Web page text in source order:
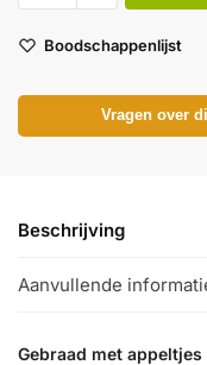
Boodschappenlijst
Vragen over
Beschrijving
Aanvullende
Gebraad met